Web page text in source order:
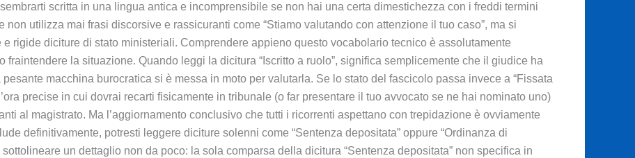
scritta in una lingua antica e incomprensibile se non hai una certa dimestichezza con i freddi termini
utilizza mai frasi discorsive e rassicuranti come “Stiamo valutando con attenzione il tuo caso”, ma si
rigide diciture di stato ministeriali. Comprendere appieno questo vocabolario tecnico è assolutamente
la situazione. Quando leggi la dicitura “Iscritto a ruolo”, significa semplicemente che il giudice ha
macchina burocratica si è messa in moto per valutarla. Se lo stato del fascicolo passa invece a “Fissata
precise in cui dovrai recarti fisicamente in tribunale (o far presentare il tuo avvocato se ne hai nominato uno)
al magistrato. Ma l’aggiornamento conclusivo che tutti i ricorrenti aspettano con trepidazione è ovviamente
definitivamente, potresti leggere diciture solenni come “Sentenza depositata” oppure “Ordinanza di
un dettaglio non da poco: la sola comparsa della dicitura “Sentenza depositata” non specifica in